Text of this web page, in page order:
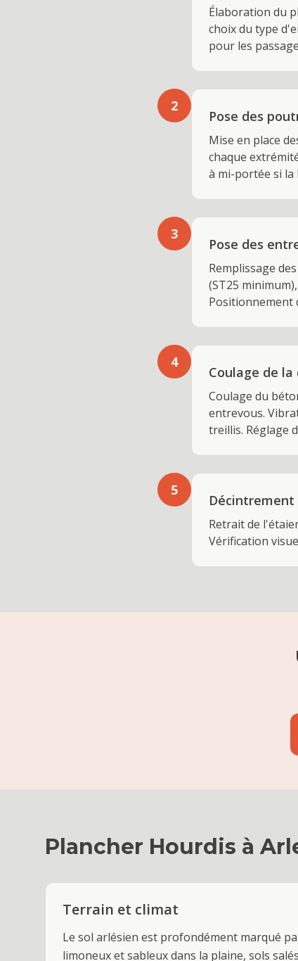
Élaboration du
choix du type
pour les
2
Pose des
Mise en place
chaque
à mi-portée si la
3
Pose des
Remplissage
(ST25
Positionnement
4
Coulage de
Coulage du
entrevous.
treillis. Réglage
5
Décintrement
Retrait de
Vérification
Plancher Hourdis à
Terrain et climat
Le sol arlésien est profondément marqué
limoneux et sableux dans la plaine, sols